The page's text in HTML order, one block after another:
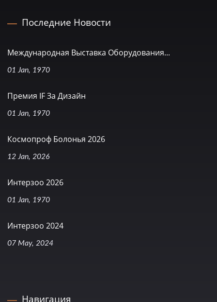
Последние Новости
Международная Выставка Оборудования...
01 Jan, 1970
Премия IF За Дизайн
01 Jan, 1970
Космопроф Болонья 2026
12 Jan, 2026
Интерзоо 2026
01 Jan, 1970
Интерзоо 2024
07 May, 2024
Навигация